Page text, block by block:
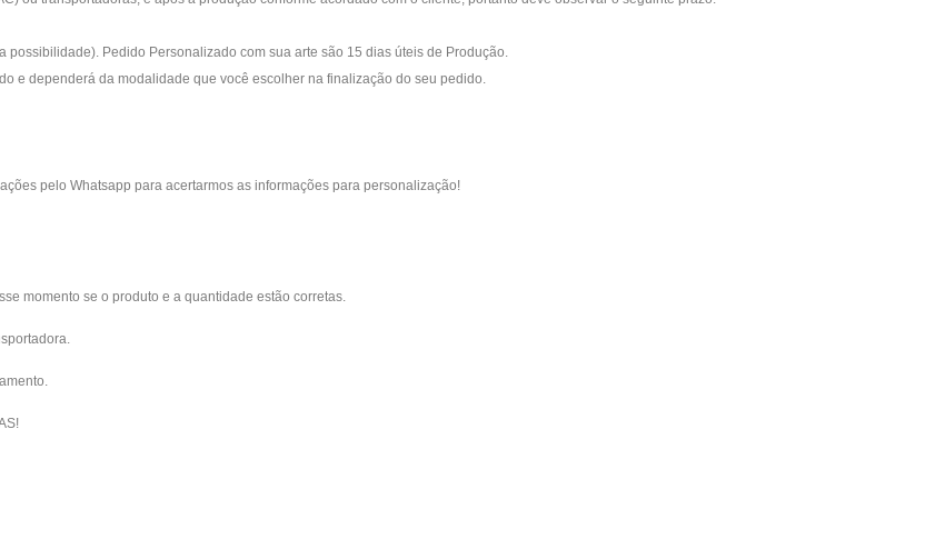
possibilidade). Pedido Personalizado com sua arte são 15 dias úteis de Produção.
e dependerá da modalidade que você escolher na finalização do seu pedido.
pelo Whatsapp para acertarmos as informações para personalização!
momento se o produto e a quantidade estão corretas.